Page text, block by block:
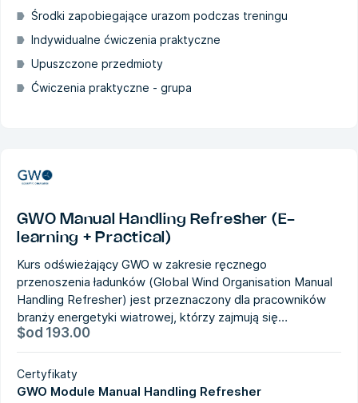
Środki zapobiegające urazom podczas treningu
Indywidualne ćwiczenia praktyczne
Upuszczone przedmioty
Ćwiczenia praktyczne - grupa
GWO Manual Handling Refresher (E-
learning + Practical)
Kurs odświeżający GWO w zakresie ręcznego
przenoszenia ładunków (Global Wind Organisation Manual
Handling Refresher) jest przeznaczony dla pracowników
branży energetyki wiatrowej, którzy zajmują się…
$od 193.00
Certyfikaty
GWO Module Manual Handling Refresher